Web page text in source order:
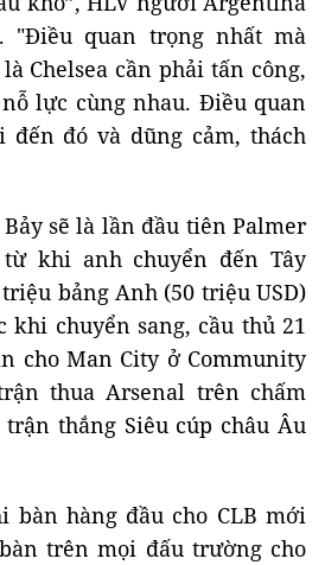
"Điều quan trọng nhất mà
Chelsea cần phải tấn công,
lực cùng nhau. Điều quan
đó và dũng cảm, thách
sẽ là lần đầu tiên Palmer
khi anh chuyển đến Tây
bảng Anh (50 triệu USD)
khi chuyển sang, cầu thủ 21
cho Man City ở Community
thua Arsenal trên chấm
thắng Siêu cúp châu Âu
bàn hàng đầu cho CLB mới
trên mọi đấu trường cho